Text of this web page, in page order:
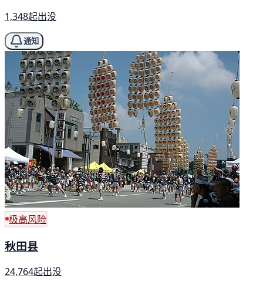
1,348起出没
通知
极高风险
秋田县
24,764起出没